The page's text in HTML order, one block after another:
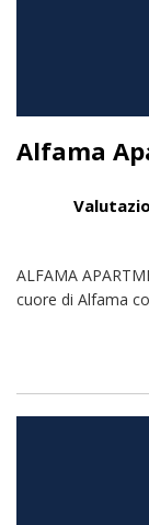
Alfama
ALFAMA
cuore di Alfama